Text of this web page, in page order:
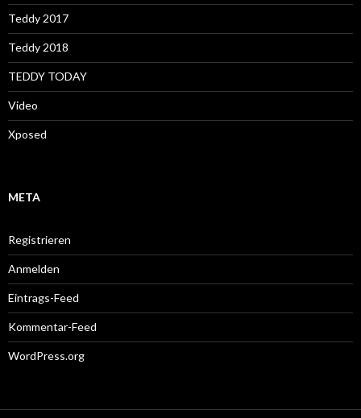
Teddy 2017
Teddy 2018
TEDDY TODAY
Video
Xposed
META
Registrieren
Anmelden
Eintrags-Feed
Kommentar-Feed
WordPress.org